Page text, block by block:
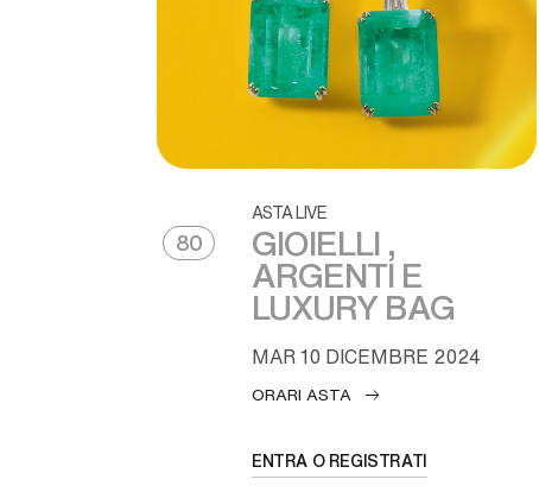
80
ASTA LIVE
GIOIELLI ,
ARGENTI E
LUXURY BAG
MAR10 DICEMBRE 2024
ORARI ASTA
ENTRA O REGISTRATI